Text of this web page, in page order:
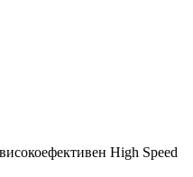
High Speed